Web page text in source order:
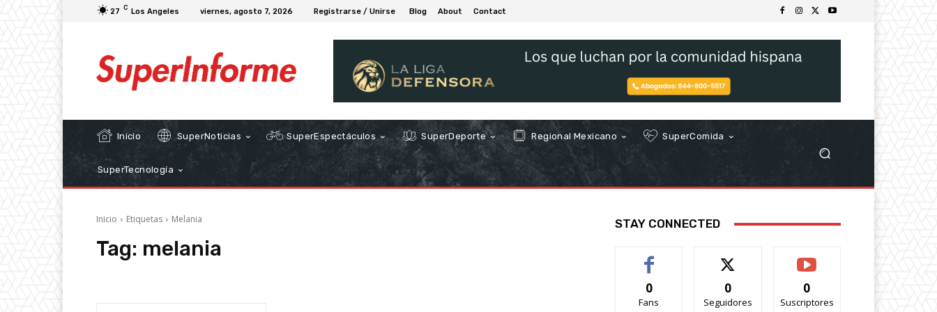
27 C Los Angeles viernes, agosto 7, 2026 Registrarse / Unirse Blog About Contact
Inicio SuperNoticias SuperEspectáculos SuperDeporte Regional Mexicano SuperComida
SuperTecnología
Inicio Etiquetas Melania
Tag: melania
STAY CONNECTED
0
Fans
0
Seguidores
0
Suscriptores